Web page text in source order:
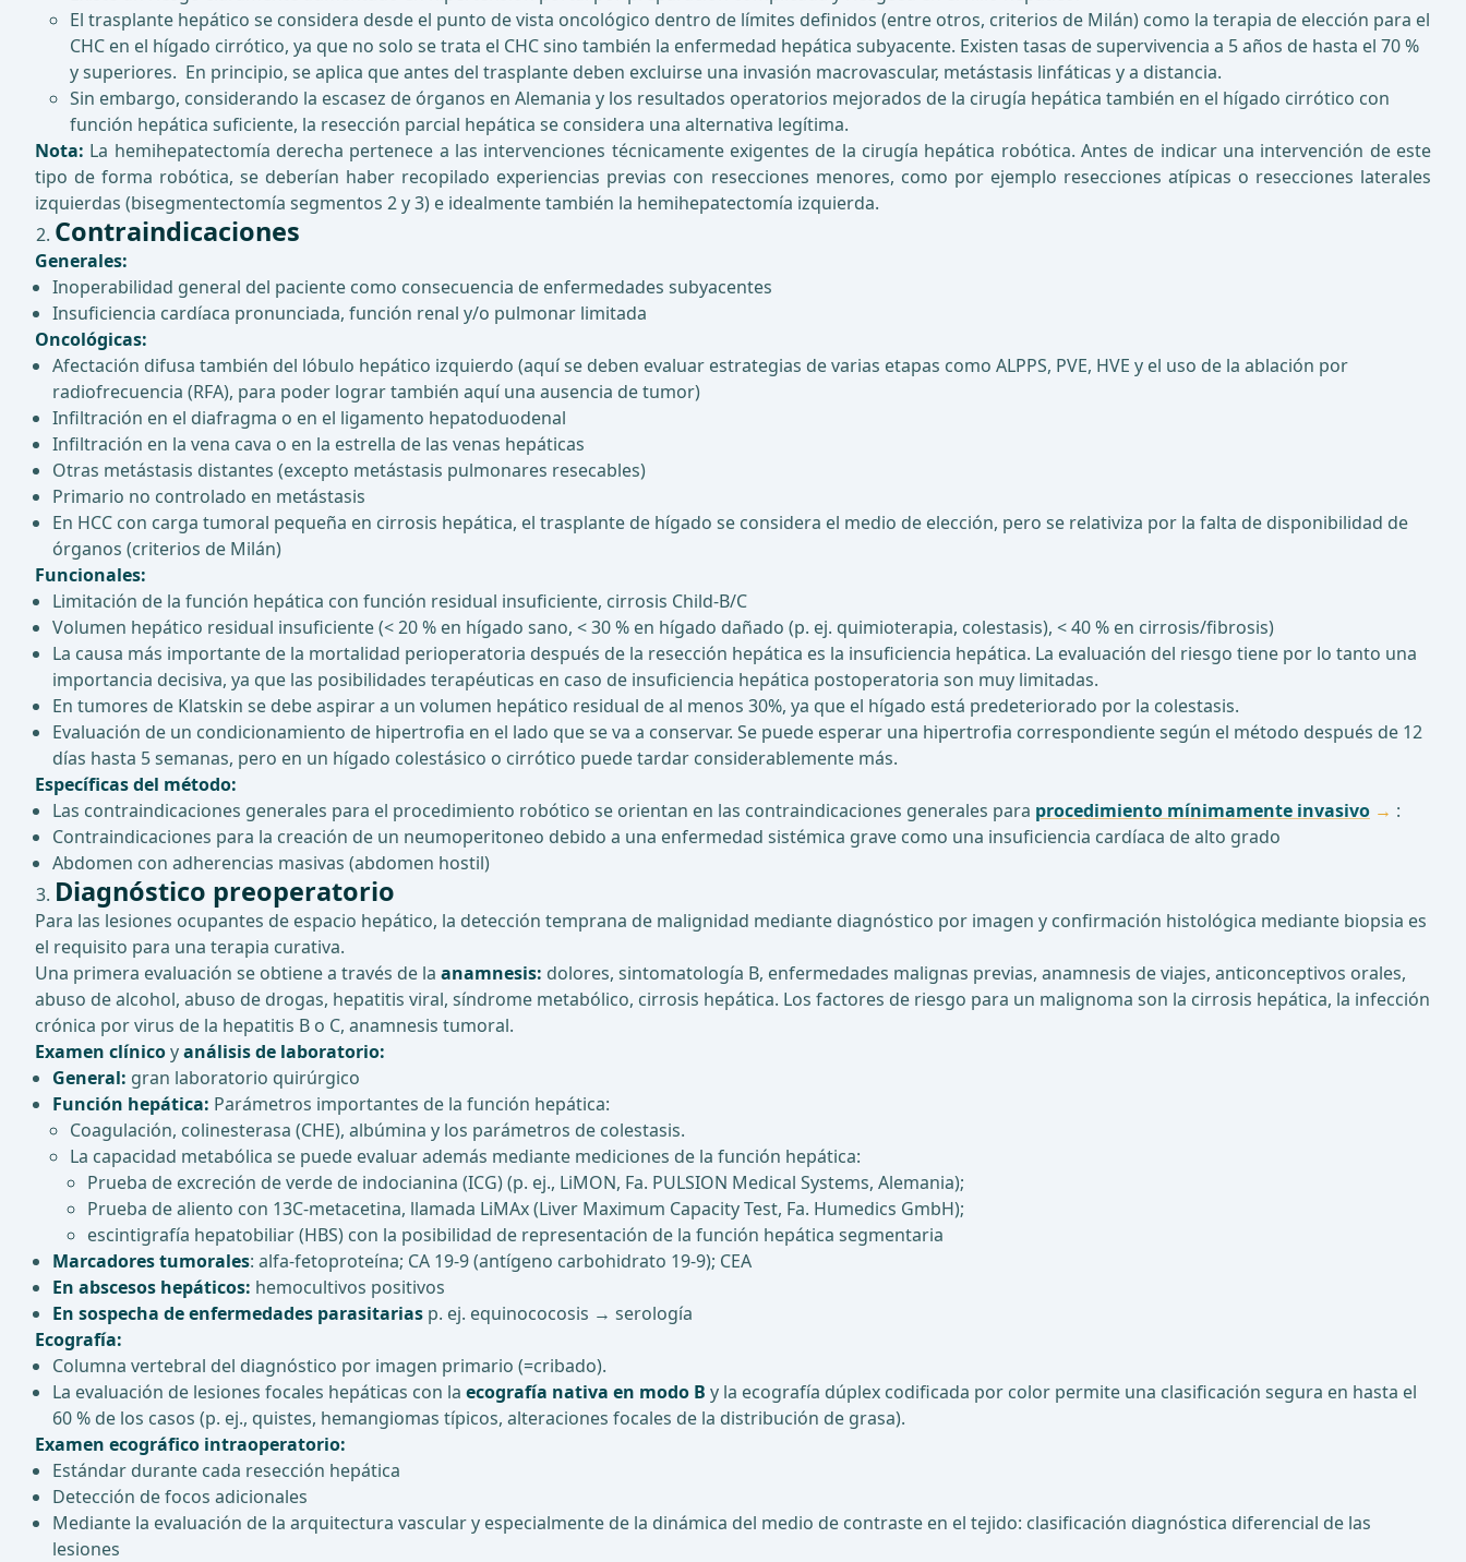
El trasplante hepático se considera desde el punto de vista oncológico dentro de límites definidos (entre otros, criterios de Milán) como la terapia de elección para el
CHC en el hígado cirrótico, ya que no solo se trata el CHC sino también la enfermedad hepática subyacente. Existen tasas de supervivencia a 5 años de hasta el 70 %
y superiores. En principio, se aplica que antes del trasplante deben excluirse una invasión macrovascular, metástasis linfáticas y a distancia.
Sin embargo, considerando la escasez de órganos en Alemania y los resultados operatorios mejorados de la cirugía hepática también en el hígado cirrótico con
función hepática suficiente, la resección parcial hepática se considera una alternativa legítima.
Nota: La hemihepatectomía derecha pertenece a las intervenciones técnicamente exigentes de la cirugía hepática robótica. Antes de indicar una intervención de este
tipo de forma robótica, se deberían haber recopilado experiencias previas con resecciones menores, como por ejemplo resecciones atípicas o resecciones laterales
izquierdas (bisegmentectomía segmentos 2 y 3) e idealmente también la hemihepatectomía izquierda.
Contraindicaciones
Generales:
Inoperabilidad general del paciente como consecuencia de enfermedades subyacentes
Insuficiencia cardíaca pronunciada, función renal y/o pulmonar limitada
Oncológicas:
Afectación difusa también del lóbulo hepático izquierdo (aquí se deben evaluar estrategias de varias etapas como ALPPS, PVE, HVE y el uso de la ablación por
radiofrecuencia (RFA), para poder lograr también aquí una ausencia de tumor)
Infiltración en el diafragma o en el ligamento hepatoduodenal
Infiltración en la vena cava o en la estrella de las venas hepáticas
Otras metástasis distantes (excepto metástasis pulmonares resecables)
Primario no controlado en metástasis
En HCC con carga tumoral pequeña en cirrosis hepática, el trasplante de hígado se considera el medio de elección, pero se relativiza por la falta de disponibilidad de
órganos (criterios de Milán)
Funcionales:
Limitación de la función hepática con función residual insuficiente, cirrosis Child-B/C
Volumen hepático residual insuficiente (< 20 % en hígado sano, < 30 % en hígado dañado (p. ej. quimioterapia, colestasis), < 40 % en cirrosis/fibrosis)
La causa más importante de la mortalidad perioperatoria después de la resección hepática es la insuficiencia hepática. La evaluación del riesgo tiene por lo tanto una
importancia decisiva, ya que las posibilidades terapéuticas en caso de insuficiencia hepática postoperatoria son muy limitadas.
En tumores de Klatskin se debe aspirar a un volumen hepático residual de al menos 30%, ya que el hígado está predeteriorado por la colestasis.
Evaluación de un condicionamiento de hipertrofia en el lado que se va a conservar. Se puede esperar una hipertrofia correspondiente según el método después de 12
días hasta 5 semanas, pero en un hígado colestásico o cirrótico puede tardar considerablemente más.
Específicas del método:
Las contraindicaciones generales para el procedimiento robótico se orientan en las contraindicaciones generales para procedimiento mínimamente invasivo
:
Contraindicaciones para la creación de un neumoperitoneo debido a una enfermedad sistémica grave como una insuficiencia cardíaca de alto grado
Abdomen con adherencias masivas (abdomen hostil)
Diagnóstico preoperatorio
Para las lesiones ocupantes de espacio hepático, la detección temprana de malignidad mediante diagnóstico por imagen y confirmación histológica mediante biopsia es
el requisito para una terapia curativa.
Una primera evaluación se obtiene a través de la anamnesis: dolores, sintomatología B, enfermedades malignas previas, anamnesis de viajes, anticonceptivos orales,
abuso de alcohol, abuso de drogas, hepatitis viral, síndrome metabólico, cirrosis hepática. Los factores de riesgo para un malignoma son la cirrosis hepática, la infección
crónica por virus de la hepatitis B o C, anamnesis tumoral.
Examen clínicoyanálisis de laboratorio:
General: gran laboratorio quirúrgico
Función hepática: Parámetros importantes de la función hepática:
Coagulación, colinesterasa (CHE), albúmina y los parámetros de colestasis.
La capacidad metabólica se puede evaluar además mediante mediciones de la función hepática:
Prueba de excreción de verde de indocianina (ICG) (p. ej., LiMON, Fa. PULSION Medical Systems, Alemania);
Prueba de aliento con 13C-metacetina, llamada LiMAx (Liver Maximum Capacity Test, Fa. Humedics GmbH);
escintigrafía hepatobiliar (HBS) con la posibilidad de representación de la función hepática segmentaria
Marcadores tumorales: alfa-fetoproteína; CA 19-9 (antígeno carbohidrato 19-9); CEA
En abscesos hepáticos: hemocultivos positivos
En sospecha de enfermedades parasitarias p. ej. equinococosis → serología
Ecografía:
Columna vertebral del diagnóstico por imagen primario (=cribado).
La evaluación de lesiones focales hepáticas con la ecografía nativa en modo B y la ecografía dúplex codificada por color permite una clasificación segura en hasta el
60 % de los casos (p. ej., quistes, hemangiomas típicos, alteraciones focales de la distribución de grasa).
Examen ecográfico intraoperatorio:
Estándar durante cada resección hepática
Detección de focos adicionales
Mediante la evaluación de la arquitectura vascular y especialmente de la dinámica del medio de contraste en el tejido: clasificación diagnóstica diferencial de las
lesiones